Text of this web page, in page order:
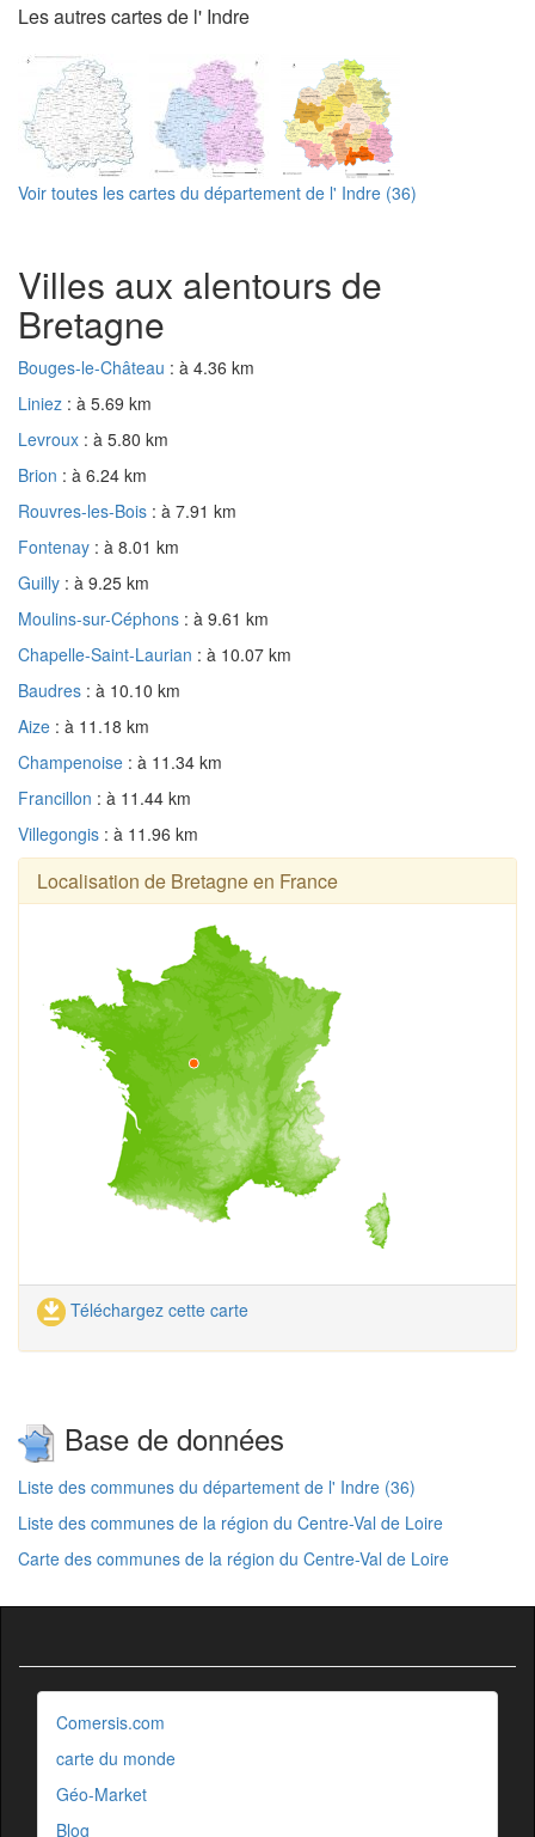
Les autres cartes de l' Indre
Voir toutes les cartes du département de l' Indre (36)
Villes aux alentours de
Bretagne
Bouges-le-Château : à 4.36 km
Liniez : à 5.69 km
Levroux : à 5.80 km
Brion : à 6.24 km
Rouvres-les-Bois : à 7.91 km
Fontenay : à 8.01 km
Guilly : à 9.25 km
Moulins-sur-Céphons : à 9.61 km
Chapelle-Saint-Laurian : à 10.07 km
Baudres : à 10.10 km
Aize : à 11.18 km
Champenoise : à 11.34 km
Francillon : à 11.44 km
Villegongis : à 11.96 km
Localisation de Bretagne en France
Téléchargez cette carte
Base de données
Liste des communes du département de l' Indre (36)
Liste des communes de la région du Centre-Val de Loire
Carte des communes de la région du Centre-Val de Loire
Comersis.com
carte du monde
Géo-Market
Blog